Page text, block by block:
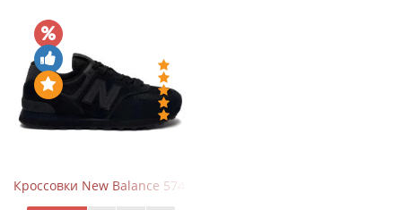
Кроссовки New Balance 574 All Black